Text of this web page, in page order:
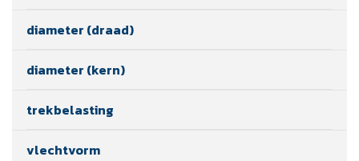
diameter (draad)
diameter (kern)
trekbelasting
vlechtvorm